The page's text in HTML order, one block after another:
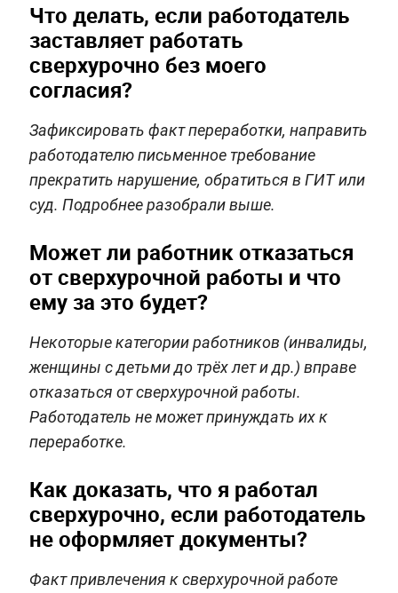
Что делать, если работодатель
заставляет работать
сверхурочно без моего
согласия?
Зафиксировать факт переработки, направить
работодателю письменное требование
прекратить нарушение, обратиться в ГИТ или
суд. Подробнее разобрали выше.
Может ли работник отказаться
от сверхурочной работы и что
ему за это будет?
Некоторые категории работников (инвалиды,
женщины с детьми до трёх лет и др.) вправе
отказаться от сверхурочной работы.
Работодатель не может принуждать их к
переработке.
Как доказать, что я работал
сверхурочно, если работодатель
не оформляет документы?
Факт привлечения к сверхурочной работе